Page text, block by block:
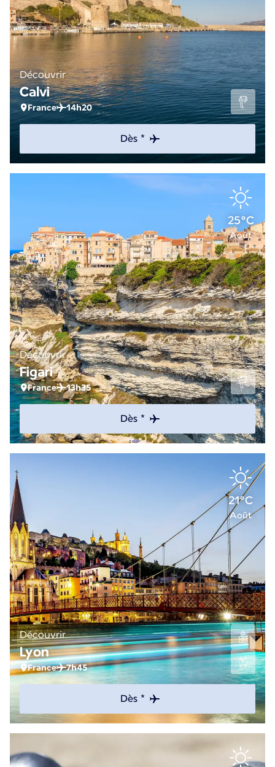
Découvrir
Calvi
France 14h20
Dès *
25°C
Août
Découvrir
Figari
France 13h35
Dès *
21°C
Août
Découvrir
Lyon
France 7h45
Dès *